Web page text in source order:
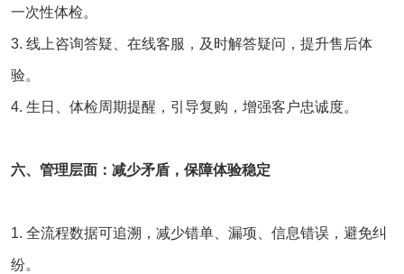
一次性体检。
3. 线上咨询答疑、在线客服，及时解答疑问，提升售后体
验。
4. 生日、体检周期提醒，引导复购，增强客户忠诚度。
六、管理层面：减少矛盾，保障体验稳定
1. 全流程数据可追溯，减少错单、漏项、信息错误，避免纠
纷。